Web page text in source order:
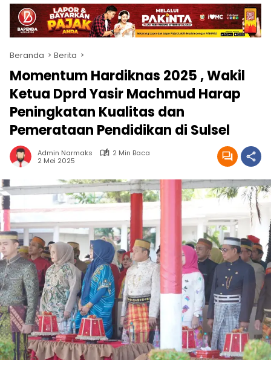
Beranda Berita
Momentum Hardiknas 2025 , Wakil
Ketua Dprd Yasir Machmud Harap
Peningkatan Kualitas dan
Pemerataan Pendidikan di Sulsel
Admin Narmaks
2 Min Baca
2 Mei 2025